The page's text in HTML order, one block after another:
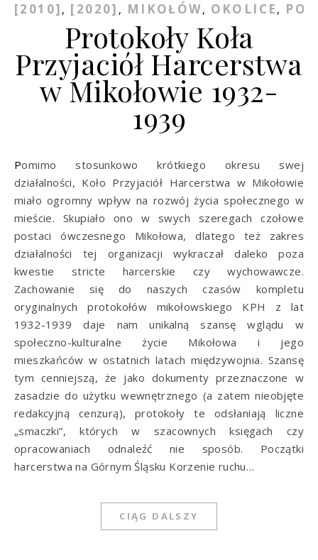
[2010] , [2020] , MIKOŁÓW, OKOLICE ,
Protokoły Koła
Przyjaciół Harcerstwa
w Mikołowie 1932-
1939
Pomimo stosunkowo krótkiego okresu swej
działalności, Koło Przyjaciół Harcerstwa w Mikołowie
miało ogromny wpływ na rozwój życia społecznego w
mieście. Skupiało ono w swych szeregach czołowe
postaci ówczesnego Mikołowa, dlatego też zakres
działalności tej organizacji wykraczał daleko poza
kwestie stricte harcerskie czy wychowawcze.
Zachowanie się do naszych czasów kompletu
oryginalnych protokołów mikołowskiego KPH z lat
1932-1939 daje nam unikalną szansę wglądu w
społeczno-kulturalne życie Mikołowa i jego
mieszkańców w ostatnich latach międzywojnia. Szansę
tym cenniejszą, że jako dokumenty przeznaczone w
zasadzie do użytku wewnętrznego (a zatem nieobjęte
redakcyjną cenzurą), protokoły te odsłaniają liczne
„smaczki”, których w szacownych księgach czy
opracowaniach odnaleźć nie sposób. Początki
harcerstwa na Górnym Śląsku Korzenie ruchu…
CIĄG DALSZY